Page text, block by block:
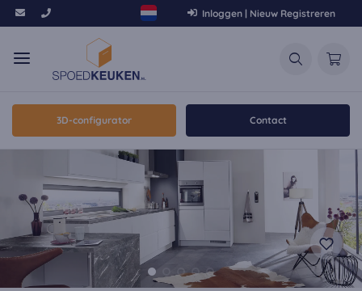
Inloggen | Nieuw Registreren
3D-configurator Contact